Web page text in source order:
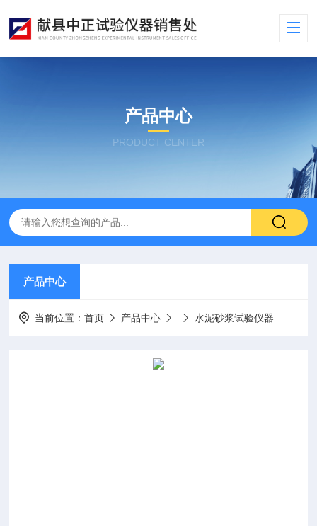
产品中心
PRODUCT CENTER
产品中心
当前位置：首页 产品中心 水泥砂浆试验仪器